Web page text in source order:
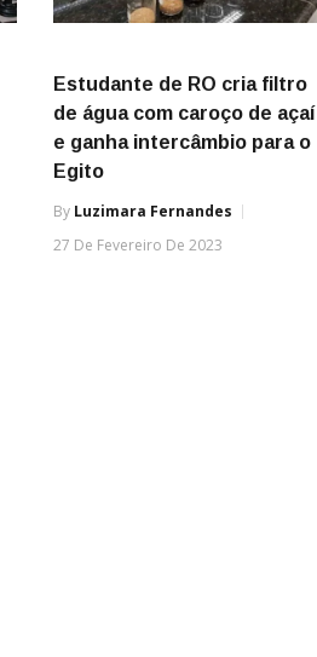
Estudante de RO cria filtro
de água com caroço de açaí
e ganha intercâmbio para o
Egito
By Luzimara Fernandes
27 De Fevereiro De 2023